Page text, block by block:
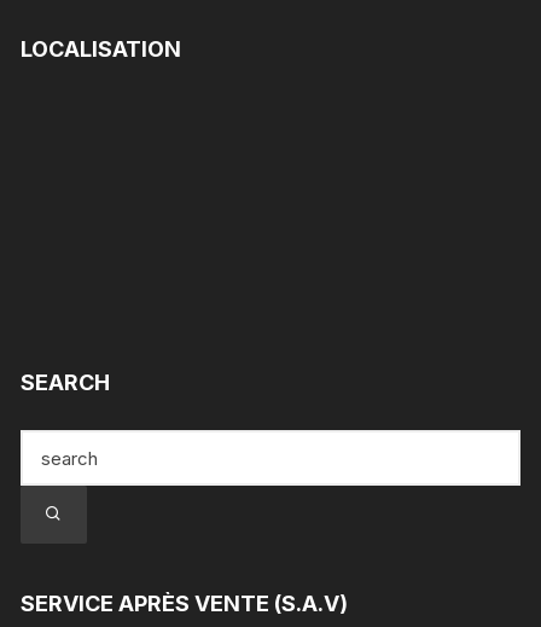
LOCALISATION
SEARCH
SERVICE APRÈS VENTE (S.A.V)